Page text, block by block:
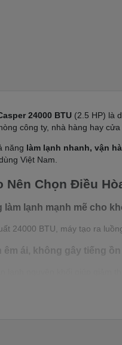
24000 BTU (2.5 HP) là
công ty, nhà hàng hay
năng làm lạnh nhanh, vận
Việt Nam.
Nên Chọn Điều
làm lạnh mạnh mẽ cho
24000 BTU, máy tạo ra
êm ái, không gây tiếng ồn